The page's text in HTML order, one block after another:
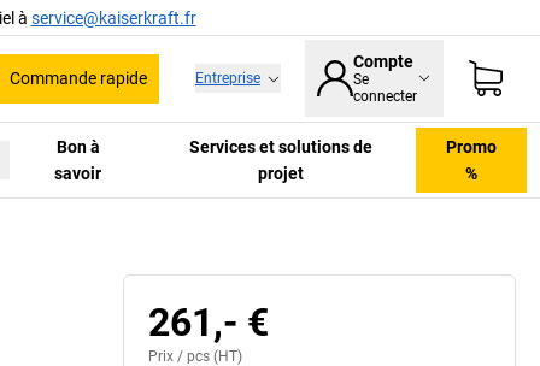
à service@kaiserkraft.fr
Commande rapide Entreprise
Compte
Se
connecter
Bon à
savoir
Services et solutions de
projet
Promo
%
261,- €
Prix / pcs (HT)